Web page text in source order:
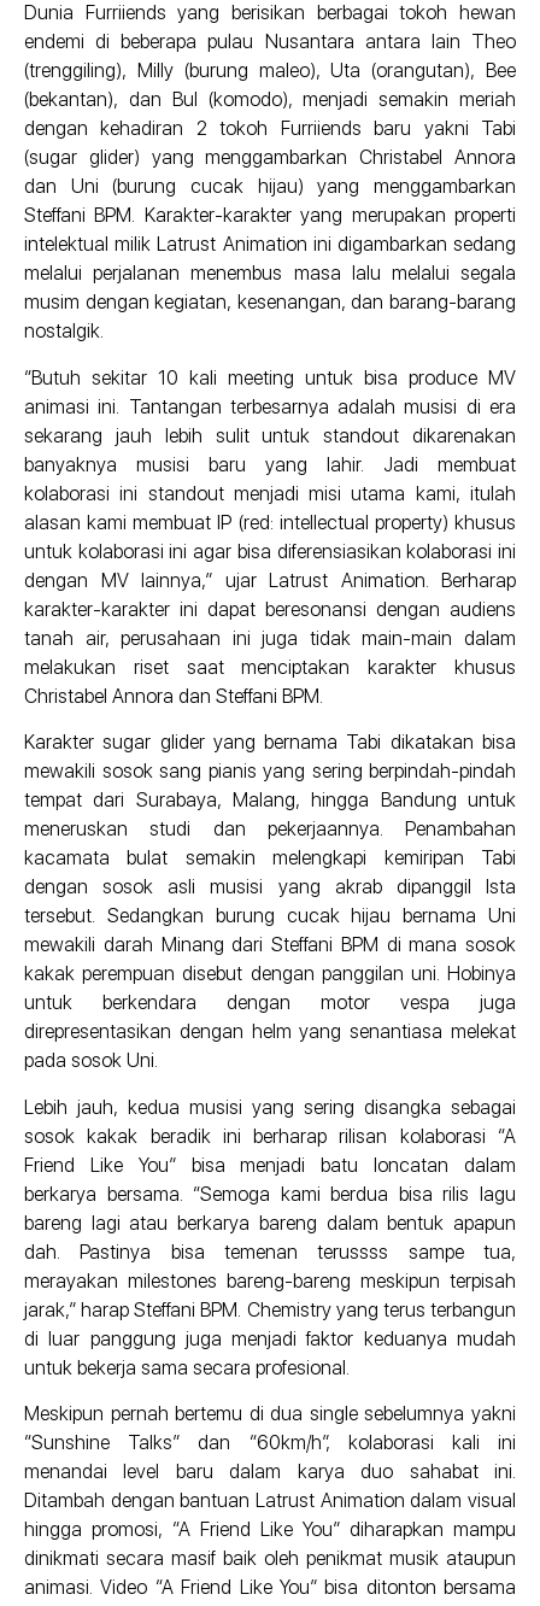
Dunia Furriiends yang berisikan berbagai tokoh hewan
endemi di beberapa pulau Nusantara antara lain Theo
(trenggiling), Milly (burung maleo), Uta (orangutan), Bee
(bekantan), dan Bul (komodo), menjadi semakin meriah
dengan kehadiran 2 tokoh Furriiends baru yakni Tabi
(sugar glider) yang menggambarkan Christabel Annora
dan Uni (burung cucak hijau) yang menggambarkan
Steffani BPM. Karakter-karakter yang merupakan properti
intelektual milik Latrust Animation ini digambarkan sedang
melalui perjalanan menembus masa lalu melalui segala
musim dengan kegiatan, kesenangan, dan barang-barang
nostalgik.
“Butuh sekitar 10 kali meeting untuk bisa produce MV
animasi ini. Tantangan terbesarnya adalah musisi di era
sekarang jauh lebih sulit untuk standout dikarenakan
banyaknya musisi baru yang lahir. Jadi membuat
kolaborasi ini standout menjadi misi utama kami, itulah
alasan kami membuat IP (red: intellectual property) khusus
untuk kolaborasi ini agar bisa diferensiasikan kolaborasi ini
dengan MV lainnya,” ujar Latrust Animation. Berharap
karakter-karakter ini dapat beresonansi dengan audiens
tanah air, perusahaan ini juga tidak main-main dalam
melakukan riset saat menciptakan karakter khusus
Christabel Annora dan Steffani BPM.
Karakter sugar glider yang bernama Tabi dikatakan bisa
mewakili sosok sang pianis yang sering berpindah-pindah
tempat dari Surabaya, Malang, hingga Bandung untuk
meneruskan studi dan pekerjaannya. Penambahan
kacamata bulat semakin melengkapi kemiripan Tabi
dengan sosok asli musisi yang akrab dipanggil Ista
tersebut. Sedangkan burung cucak hijau bernama Uni
mewakili darah Minang dari Steffani BPM di mana sosok
kakak perempuan disebut dengan panggilan uni. Hobinya
untuk berkendara dengan motor vespa juga
direpresentasikan dengan helm yang senantiasa melekat
pada sosok Uni.
Lebih jauh, kedua musisi yang sering disangka sebagai
sosok kakak beradik ini berharap rilisan kolaborasi “A
Friend Like You” bisa menjadi batu loncatan dalam
berkarya bersama. “Semoga kami berdua bisa rilis lagu
bareng lagi atau berkarya bareng dalam bentuk apapun
dah. Pastinya bisa temenan terussss sampe tua,
merayakan milestones bareng-bareng meskipun terpisah
jarak,” harap Steffani BPM. Chemistry yang terus terbangun
di luar panggung juga menjadi faktor keduanya mudah
untuk bekerja sama secara profesional.
Meskipun pernah bertemu di dua single sebelumnya yakni
“Sunshine Talks” dan “60km/h”, kolaborasi kali ini
menandai level baru dalam karya duo sahabat ini.
Ditambah dengan bantuan Latrust Animation dalam visual
hingga promosi, “A Friend Like You” diharapkan mampu
dinikmati secara masif baik oleh penikmat musik ataupun
animasi. Video “A Friend Like You” bisa ditonton bersama